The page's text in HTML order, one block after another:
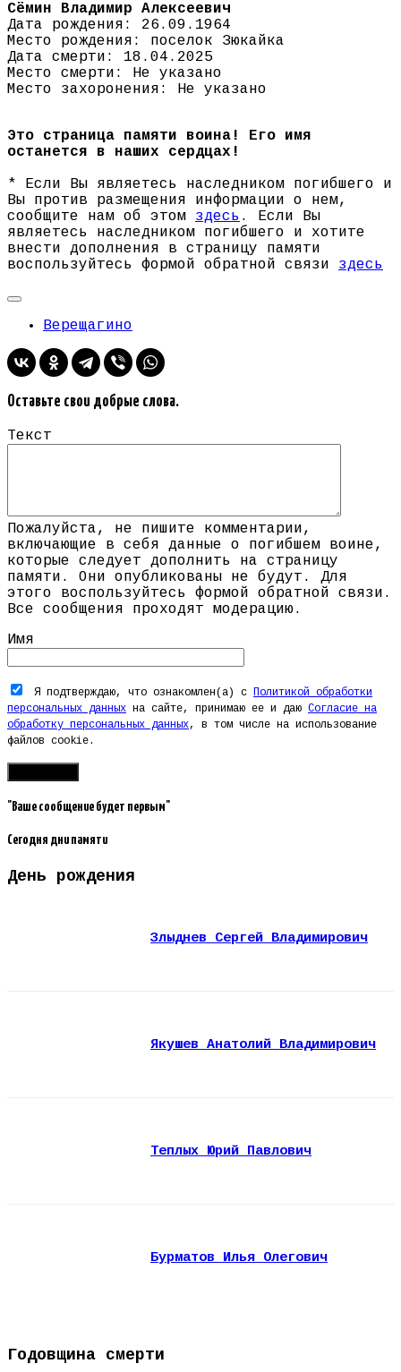
Сёмин Владимир Алексеевич
Дата рождения: 26.09.1964
Место рождения: поселок Зюкайка
Дата смерти: 18.04.2025
Место смерти: Не указано
Место захоронения: Не указано
Это страница памяти воина! Его имя
останется в наших сердцах!
* Если Вы являетесь наследником погибшего и
Вы против размещения информации о нем,
сообщите нам об этом здесь . Если Вы
являетесь наследником погибшего и хотите
внести дополнения в страницу памяти
воспользуйтесь формой обратной связи здесь
Верещагино
Оставьте свои добрые слова.
Текст
Пожалуйста, не пишите комментарии,
включающие в себя данные о погибшем воине,
которые следует дополнить на страницу
памяти. Они опубликованы не будут. Для
этого воспользуйтесь формой обратной связи.
Все сообщения проходят модерацию.
Имя
Я подтверждаю, что ознакомлен(а) с
Политикой обработки
персональных данных на сайте, принимаю ее и даю Согласие на
обработку персональных данных, в том числе на использование
файлов cookie.
"Ваше сообщение будет первым"
Сегодня дни памяти
День рождения
Злыднев Сергей Владимирович
Якушев Анатолий Владимирович
Теплых Юрий Павлович
Бурматов Илья Олегович
Годовщина смерти